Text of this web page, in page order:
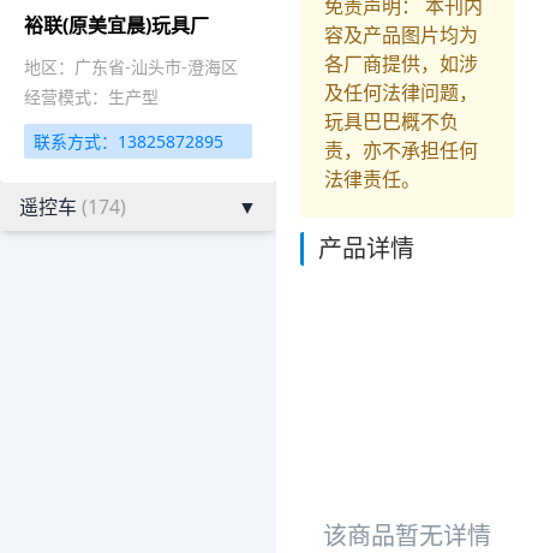
裕联(原美宜晨)玩具厂
地区：广东省-汕头市-澄海区
经营模式：生产型
联系方式：13825872895
遥控车 (174) ▼
免责声明： 本刊内
容及产品图片均为
各厂商提供，如涉
及任何法律问题，
玩具巴巴概不负
责，亦不承担任何
法律责任。
产品详情
该商品暂无详情